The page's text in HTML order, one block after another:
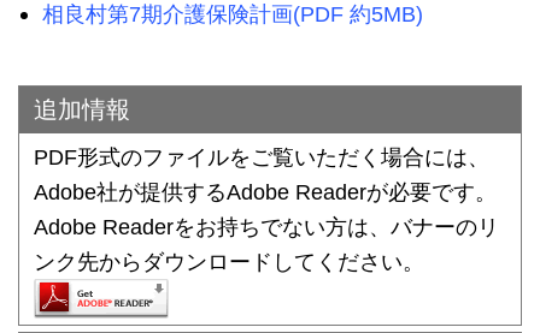
相良村第7期介護保険計画(PDF 約5MB)
追加情報
PDF形式のファイルをご覧いただく場合には、
Adobe社が提供するAdobe Readerが必要です。
Adobe Readerをお持ちでない方は、バナーのリ
ンク先からダウンロードしてください。